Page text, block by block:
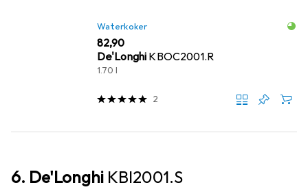
Waterkoker
EUR
82,90
De'Longhi KBOC2001.R
1.70 l
2
6. De'Longhi KBI2001.S